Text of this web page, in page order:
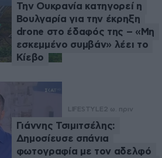
Την Ουκρανία κατηγορεί η
Βουλγαρία για την έκρηξη
drone στο έδαφός της – «Μη
εσκεμμένο συμβάν» λέει το
Κίεβο
LIFESTYLE 2 ω. πριν
Γιάννης Τσιμιτσέλης:
Δημοσίευσε σπάνια
φωτογραφία με τον αδελφό